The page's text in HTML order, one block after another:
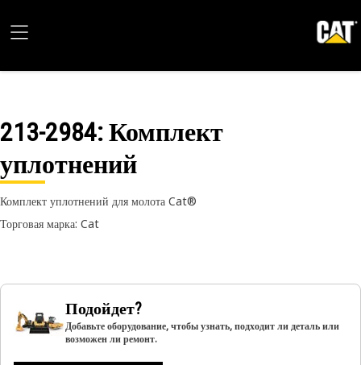
213-2984: Комплект
уплотнений
Комплект уплотнений для молота Cat®
Торговая марка: Cat
Подойдет?
Добавьте оборудование, чтобы узнать, подходит ли деталь или
возможен ли ремонт.